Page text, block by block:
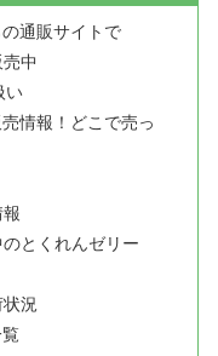
通販サイトで
中
い
情報！どこで売っ
とくれんゼリー
況